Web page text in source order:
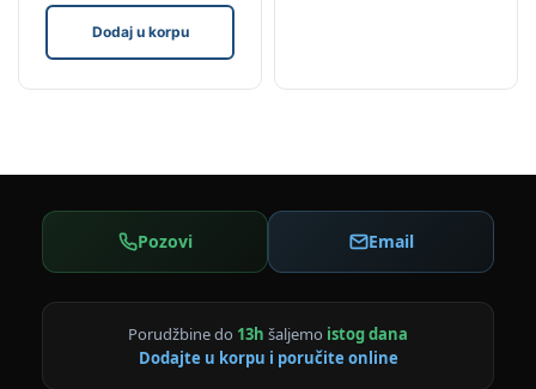
Dodaj u korpu
Pozovi Email
Porudžbine do 13h šaljemo istog dana
Dodajte u korpu i poručite online